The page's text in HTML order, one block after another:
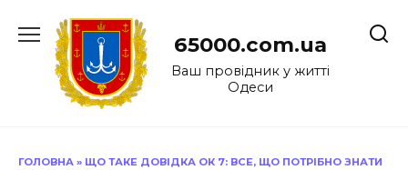
до
65000.com.ua
Ваш провідник у житті
Одеси
ГОЛОВНА » ЩО ТАКЕ ДОВІДКА ОК 7: ВСЕ, ЩО ПОТРІБНО ЗНАТИ